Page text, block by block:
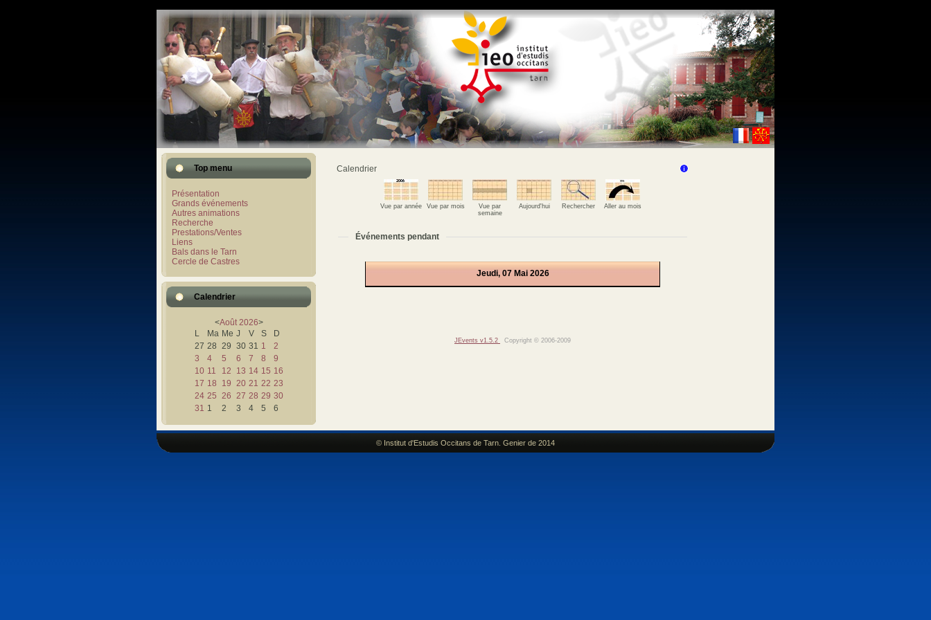
Top menu
Présentation
Grands événements
Autres animations
Recherche
Prestations/Ventes
Liens
Bals dans le Tarn
Cercle de Castres
Calendrier
<Août 2026>
L
Ma Me J V S
D
27 28 29 30 31 1
2
3
4 5 6 7 8
9
10 11 12 13 14 15 16
17 18 19 20 21 22 23
24 25 26 27 28 29 30
31 1 2 3 4 5 6
Calendrier
Vue par année Vue par mois
Vue par
semaine
Aujourd'hui Rechercher Aller au mois
Événements pendant
Jeudi, 07 Mai 2026
JEvents v1.5.2 Copyright © 2006-2009
© Institut d'Estudis Occitans de Tarn. Genier de 2014